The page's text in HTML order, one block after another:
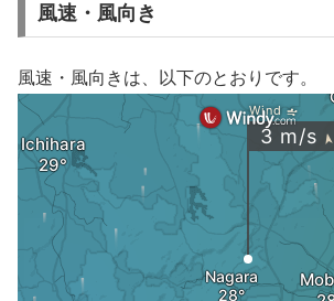
風速・風向き
風速・風向きは、以下のとおりです。